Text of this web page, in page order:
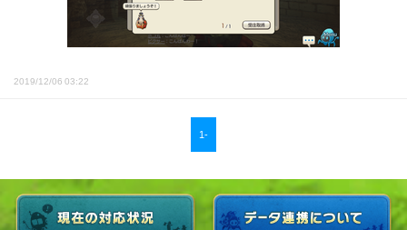
2019/12/06 03:22
1-